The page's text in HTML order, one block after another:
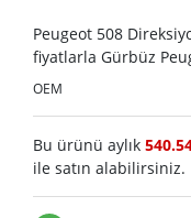
Peugeot 508
fiyatlarla Gürbüz
OEM
Bu ürünü aylık
ile satın alabilirsiniz.